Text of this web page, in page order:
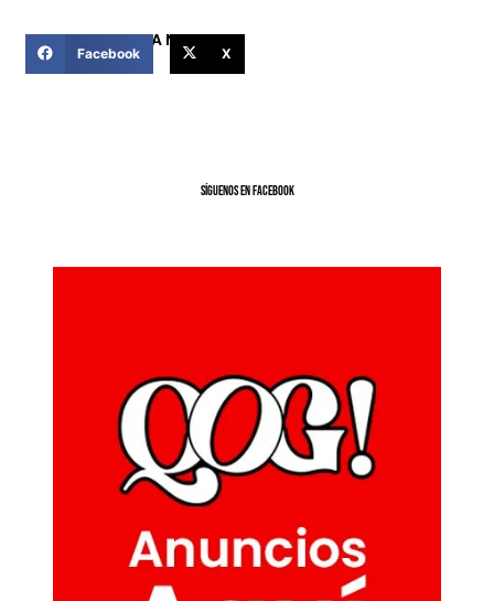
COMPARTIR ESTA NOTICIA
Facebook X
SíGUENOS EN FACEBOOK